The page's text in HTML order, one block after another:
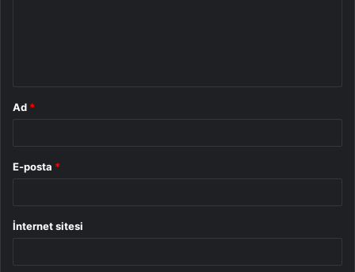
Ad *
E-posta *
İnternet sitesi